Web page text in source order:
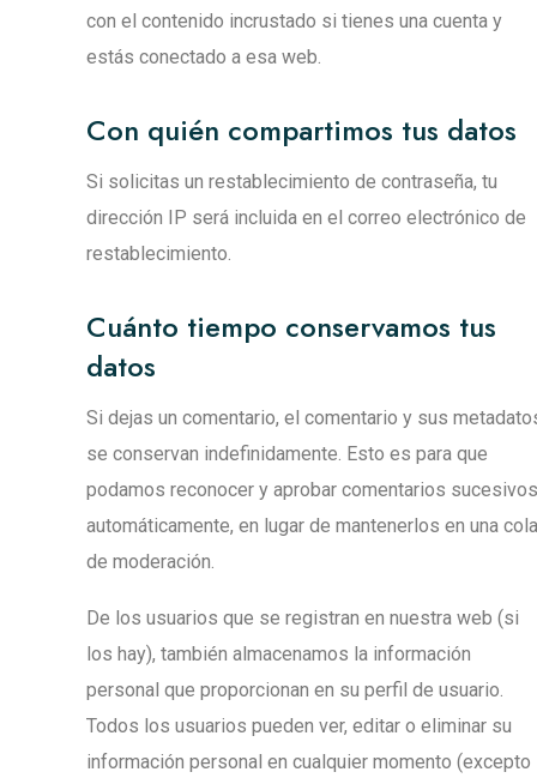
con el contenido incrustado si tienes una cuenta y
estás conectado a esa web.
Con quién compartimos tus datos
Si solicitas un restablecimiento de contraseña, tu
dirección IP será incluida en el correo electrónico de
restablecimiento.
Cuánto tiempo conservamos tus
datos
Si dejas un comentario, el comentario y sus
se conservan indefinidamente. Esto es para que
podamos reconocer y aprobar comentarios sucesivos
automáticamente, en lugar de mantenerlos en una cola
de moderación.
De los usuarios que se registran en nuestra web (si
los hay), también almacenamos la información
personal que proporcionan en su perfil de usuario.
Todos los usuarios pueden ver, editar o eliminar su
información personal en cualquier momento (excepto